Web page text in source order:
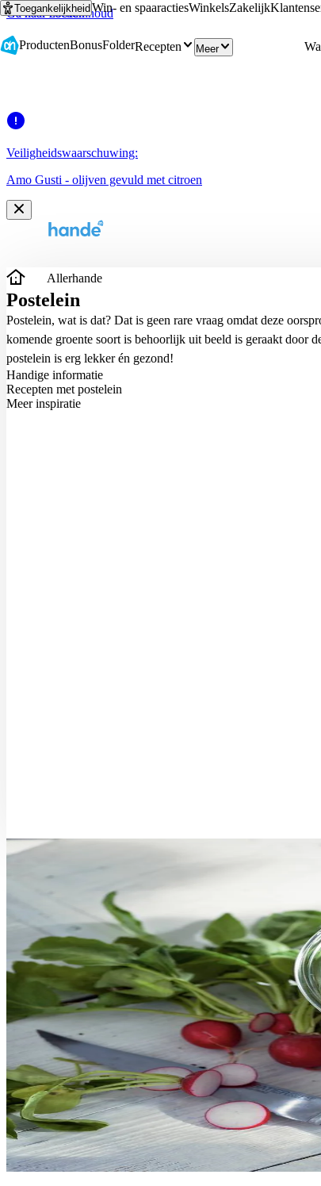
Ga naar hoofdinhoud
Ga naar zoeken
ToegankelijkheidWin- en spaaractiesWinkelsZakelijk
ProductenBonusFolderRecepten Meer
Veiligheidswaarschuwing:
Amo Gusti - olijven gevuld met citroen
Allerhande
Postelein
Postelein, wat is dat? Dat is geen rare vraag omdat deze
komende groente soort is behoorlijk uit beeld is geraakt door
postelein is erg lekker én gezond!
Handige informatie
Recepten met postelein
Meer inspiratie